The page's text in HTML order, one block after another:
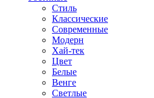
Стиль
Классические
Современные
Модерн
Хай-тек
Цвет
Белые
Венге
Светлые